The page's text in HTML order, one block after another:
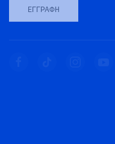
ΕΓΓΡΑΦΉ